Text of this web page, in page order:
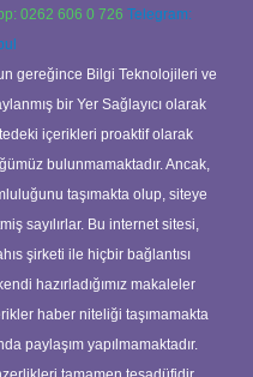
0262 606 0 726 Telegram:
gereğince Bilgi Teknolojileri ve
bir Yer Sağlayıcı olarak
içerikleri proaktif olarak
bulunmamaktadır. Ancak,
taşımakta olup, siteye
sayılırlar. Bu internet sitesi,
şirketi ile hiçbir bağlantısı
hazırladığımız makaleler
haber niteliği taşımamakta
paylaşım yapılmamaktadır.